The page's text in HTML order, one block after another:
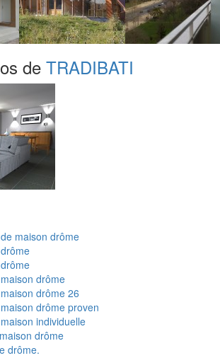
de TRADIBATI
maison drôme
drôme
drôme 26
drôme proven
individuelle
drôme
drôme.